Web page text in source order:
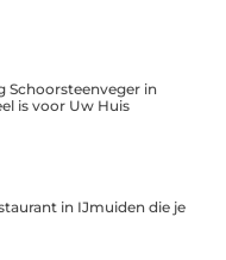
Schoorsteenveger in
is voor Uw Huis
in IJmuiden die je